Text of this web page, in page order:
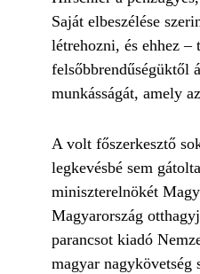
Saját elbeszélése
létrehozni, és ehhez
felsőbbrendűségüktől
munkásságát, amely
A volt főszerkesztő
legkevésbé sem
miniszterelnökét
Magyarország
parancsot kiadó
magyar nagykövetség